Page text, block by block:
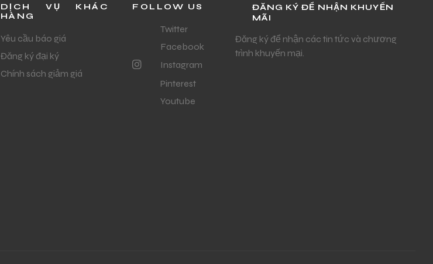
DỊCH VỤ KHÁC
HÀNG
Yêu cầu báo giá
Đăng ký đại ký
Chính sách giảm giá
FOLLOW US
Twitter
Facebook
Instagram
Pinterest
Youtube
ĐĂNG KÝ ĐỂ NHẬN KHUYẾN
MÃI
Đăng ký để nhận các tin tức và chương
trình khuyến mại.